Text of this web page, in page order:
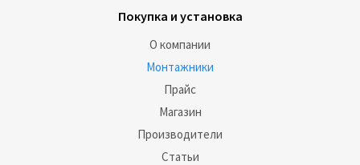
Покупка и установка
О компании
Монтажники
Прайс
Магазин
Производители
Статьи